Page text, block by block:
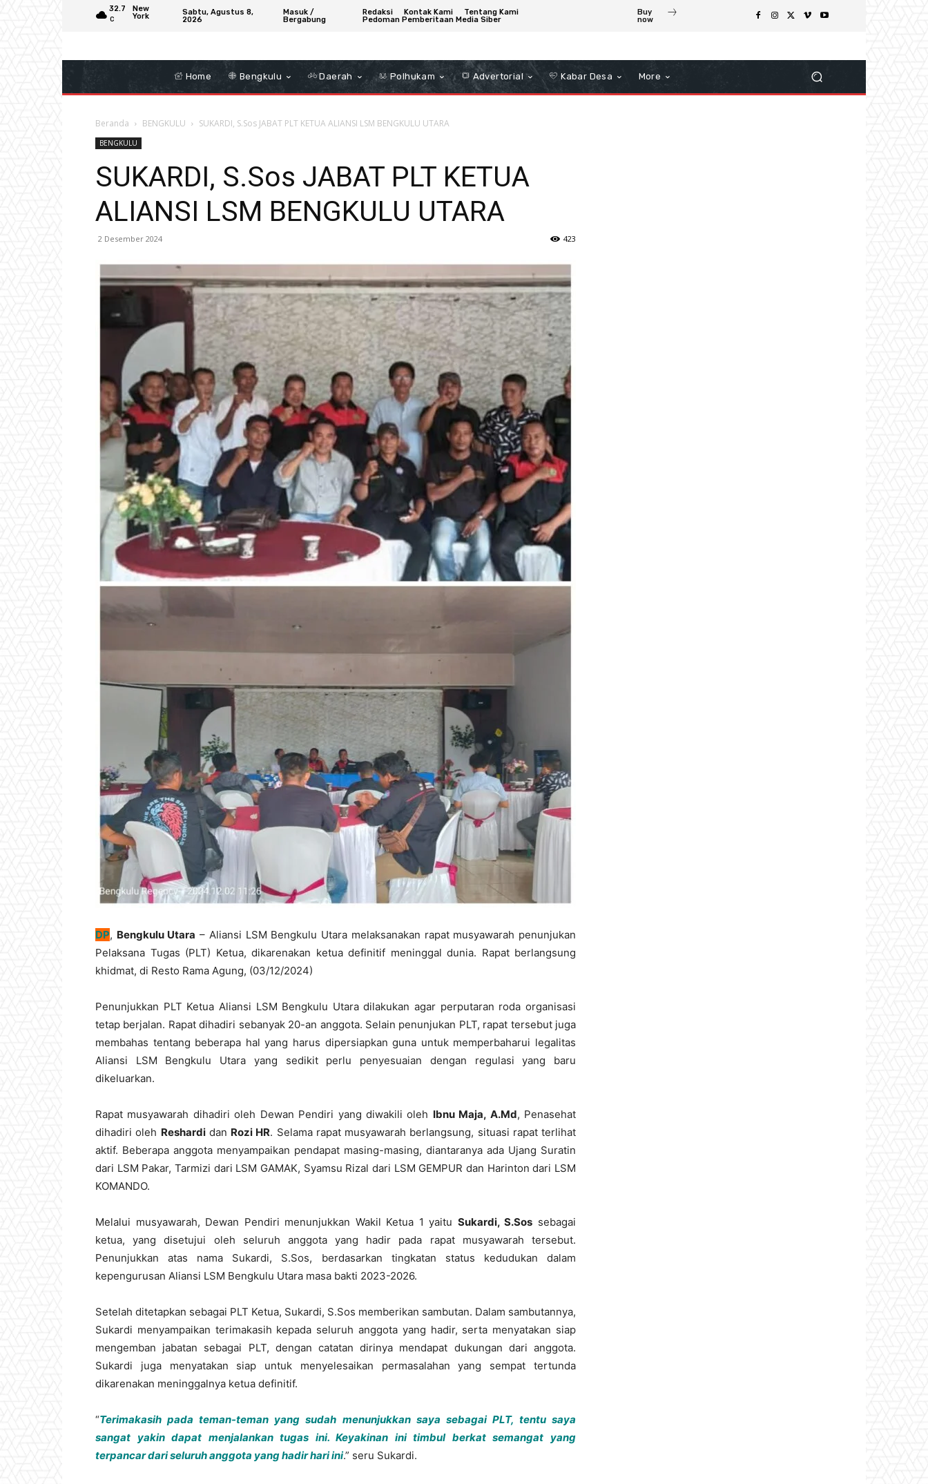
32.7
C
New
York
Sabtu, Agustus 8,
2026
Masuk /
Bergabung
Redaksi Kontak Kami
Tentang Kami
Pedoman Pemberitaan Media Siber
Buy
now
Home Bengkulu Daerah Polhukam Advertorial Kabar Desa More
Beranda BENGKULU SUKARDI, S.Sos JABAT PLT KETUA ALIANSI LSM BENGKULU UTARA
BENGKULU
SUKARDI, S.Sos JABAT PLT KETUA
ALIANSI LSM BENGKULU UTARA
2 Desember 2024 423
DP, Bengkulu Utara – Aliansi LSM Bengkulu Utara melaksanakan rapat musyawarah penunjukan
Pelaksana Tugas (PLT) Ketua, dikarenakan ketua definitif meninggal dunia. Rapat berlangsung
khidmat, di Resto Rama Agung, (03/12/2024)
Penunjukkan PLT Ketua Aliansi LSM Bengkulu Utara dilakukan agar perputaran roda organisasi
tetap berjalan. Rapat dihadiri sebanyak 20-an anggota. Selain penunjukan PLT, rapat tersebut juga
membahas tentang beberapa hal yang harus dipersiapkan guna untuk memperbaharui legalitas
Aliansi LSM Bengkulu Utara yang sedikit perlu penyesuaian dengan regulasi yang baru
dikeluarkan.
Rapat musyawarah dihadiri oleh Dewan Pendiri yang diwakili oleh Ibnu Maja, A.Md, Penasehat
dihadiri oleh Reshardidan Rozi HR. Selama rapat musyawarah berlangsung, situasi rapat terlihat
aktif. Beberapa anggota menyampaikan pendapat masing-masing, diantaranya ada Ujang Suratin
dari LSM Pakar, Tarmizi dari LSM GAMAK, Syamsu Rizal dari LSM GEMPUR dan Harinton dari LSM
KOMANDO.
Melalui musyawarah, Dewan Pendiri menunjukkan Wakil Ketua 1 yaitu Sukardi, S.Sos sebagai
ketua, yang disetujui oleh seluruh anggota yang hadir pada rapat musyawarah tersebut.
Penunjukkan atas nama Sukardi, S.Sos, berdasarkan tingkatan status kedudukan dalam
kepengurusan Aliansi LSM Bengkulu Utara masa bakti 2023-2026.
Setelah ditetapkan sebagai PLT Ketua, Sukardi, S.Sos memberikan sambutan. Dalam sambutannya,
Sukardi menyampaikan terimakasih kepada seluruh anggota yang hadir, serta menyatakan siap
mengemban jabatan sebagai PLT, dengan catatan dirinya mendapat dukungan dari anggota.
Sukardi juga menyatakan siap untuk menyelesaikan permasalahan yang sempat tertunda
dikarenakan meninggalnya ketua definitif.
“Terimakasih pada teman-teman yang sudah menunjukkan saya sebagai PLT, tentu saya
sangat yakin dapat menjalankan tugas ini. Keyakinan ini timbul berkat semangat yang
terpancar dari seluruh anggota yang hadir hari ini.” seru Sukardi.